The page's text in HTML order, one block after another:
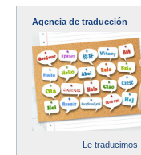
Agencia de traducción
Le traducimos...